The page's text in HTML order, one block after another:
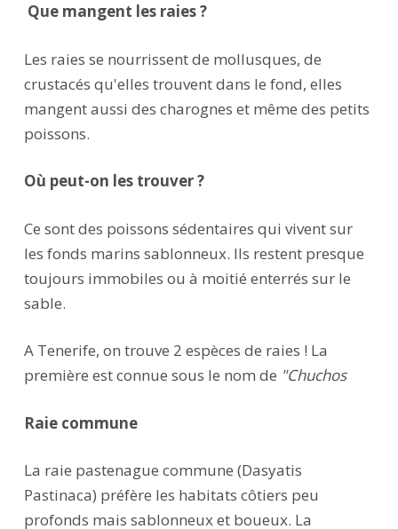
Que mangent les raies ?
Les raies se nourrissent de mollusques, de
crustacés qu'elles trouvent dans le fond, elles
mangent aussi des charognes et même des petits
poissons.
Où peut-on les trouver ?
Ce sont des poissons sédentaires qui vivent sur
les fonds marins sablonneux. Ils restent presque
toujours immobiles ou à moitié enterrés sur le
sable.
A Tenerife, on trouve 2 espèces de raies ! La
première est connue sous le nom de "Chuchos
Raie commune
La raie pastenague commune (Dasyatis
Pastinaca) préfère les habitats côtiers peu
profonds mais sablonneux et boueux. La